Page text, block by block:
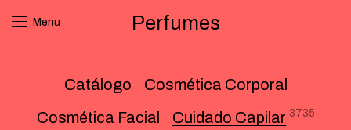
Menu Perfumes
Catálogo
Cosmética Corporal
Cosmética Facial
Cuidado Capilar 3735